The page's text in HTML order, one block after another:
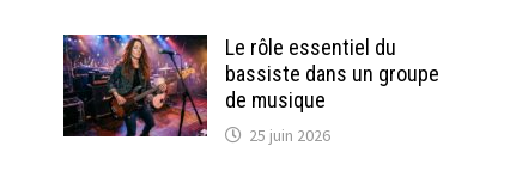
Le rôle essentiel du
bassiste dans un groupe
de musique
25 juin 2026